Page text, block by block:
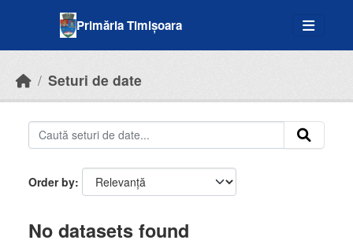
Primăria Timișoara
Seturi de date
Order by
No datasets found